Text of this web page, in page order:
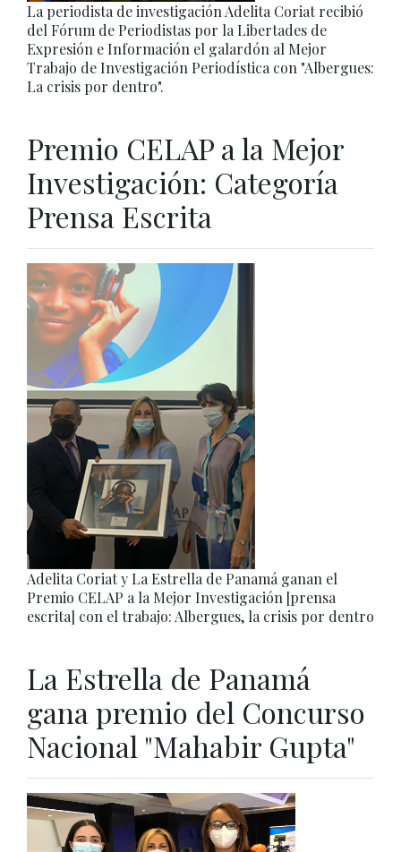
La periodista de investigación Adelita Coriat recibió
del Fórum de Periodistas por la Libertades de
Expresión e Información el galardón al Mejor
Trabajo de Investigación Periodística con "Albergues:
La crisis por dentro".
Premio CELAP a la Mejor
Investigación: Categoría
Prensa Escrita
Adelita Coriat y La Estrella de Panamá ganan el
Premio CELAP a la Mejor Investigación [prensa
escrita] con el trabajo: Albergues, la crisis por dentro
La Estrella de Panamá
gana premio del Concurso
Nacional "Mahabir Gupta"